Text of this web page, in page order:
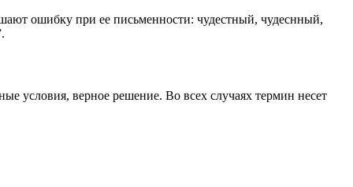
ошибку при ее письменности: чудестный, чудеснный,
условия, верное решение. Во всех случаях термин несет